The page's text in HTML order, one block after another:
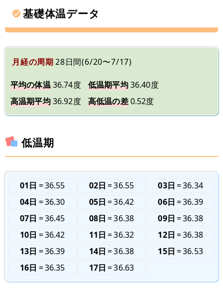
基礎体温データ
月経の周期28日間(6/20〜7/17)
平均の体温36.74度 低温期平均36.40度
高温期平均36.92度 高低温の差0.52度
低温期
01日 36.55 02日 36.55 03日
36.34
04日
36.30 05日 36.42 06日
36.39
07日
36.45 08日 36.38 09日
36.38
10日
36.42 11日 36.32 12日
36.38
13日
36.39 14日 36.38 15日
36.53
16日
36.35 17日 36.63